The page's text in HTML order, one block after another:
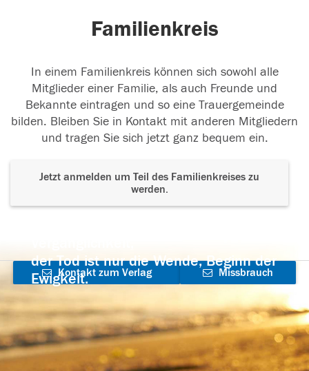
Familienkreis
In einem Familienkreis können sich sowohl alle
Mitglieder einer Familie, als auch Freunde und
Bekannte eintragen und so eine Trauergemeinde
bilden. Bleiben Sie in Kontakt mit anderen Mitgliedern
und tragen Sie sich jetzt ganz bequem ein.
Jetzt anmelden um Teil des Familienkreises zu
werden.
der Tod ist nur die Wende, Beginn der
Ewigkeit.
Kontakt zum Verlag
aufnehmen
Missbrauch